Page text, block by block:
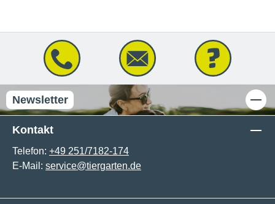
Newsletter
Kontakt
Telefon: +49 251/7182-174
E-Mail: service@tiergarten.de